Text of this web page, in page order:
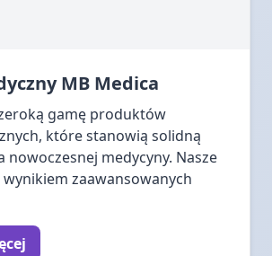
MB Medica
gamę produktów
które stanowią solidną
nowoczesnej medycyny. Nasze
zaawansowanych